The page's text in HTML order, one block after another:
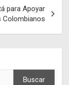
para Apoyar
Buscar